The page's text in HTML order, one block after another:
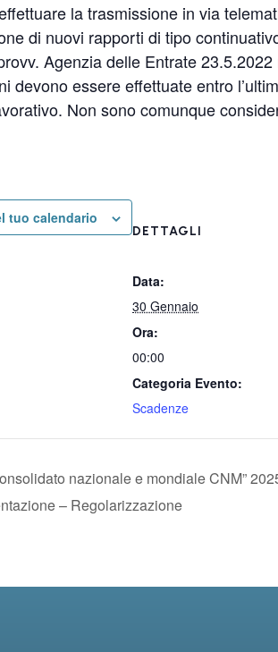
la trasmissione in via
di nuovi rapporti di tipo
Agenzia delle Entrate
devono essere effettuate entro
Non sono comunque
tuo calendario
DETTAGLI
Data:
30 Gennaio
Ora:
00:00
Categoria Evento:
Scadenze
nazionale e mondiale CNM”
– Regolarizzazione